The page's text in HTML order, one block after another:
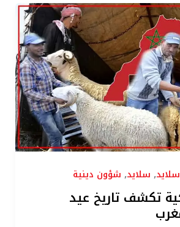
, سلايد, شؤون دينية
تكشف تاريخ عيد